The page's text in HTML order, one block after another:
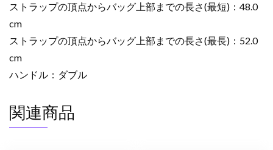
ン
レ
ザ
ー
ド
金
ストラップの頂点からバッグ上部までの長さ(最短)：48.0
cm
ストラップの頂点からバッグ上部までの長さ(最長)：52.0
cm
ハンドル：ダブル
関連商品